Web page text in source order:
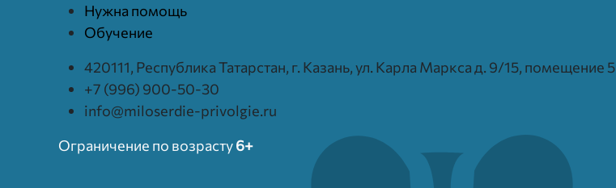
Нужна помощь
Обучение
420111, Республика Татарстан, г. Казань, ул. Карла Маркса д. 9/15, помещение 5
+7 (996) 900-50-30
info@miloserdie-privolgie.ru
Ограничение по возрасту6+